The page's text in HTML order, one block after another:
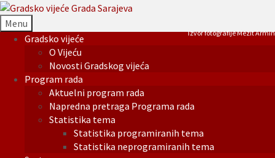
Menu
Gradsko vijeće
O Vijeću
Novosti Gradskog vijeća
Program rada
Aktuelni program rada
Napredna pretraga Programa rada
Statistika tema
Statistika programiranih tema
Statistika neprogramiranih tema
Izvor fotografije Mezit Armin